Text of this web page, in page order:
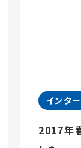
インタ
2017年